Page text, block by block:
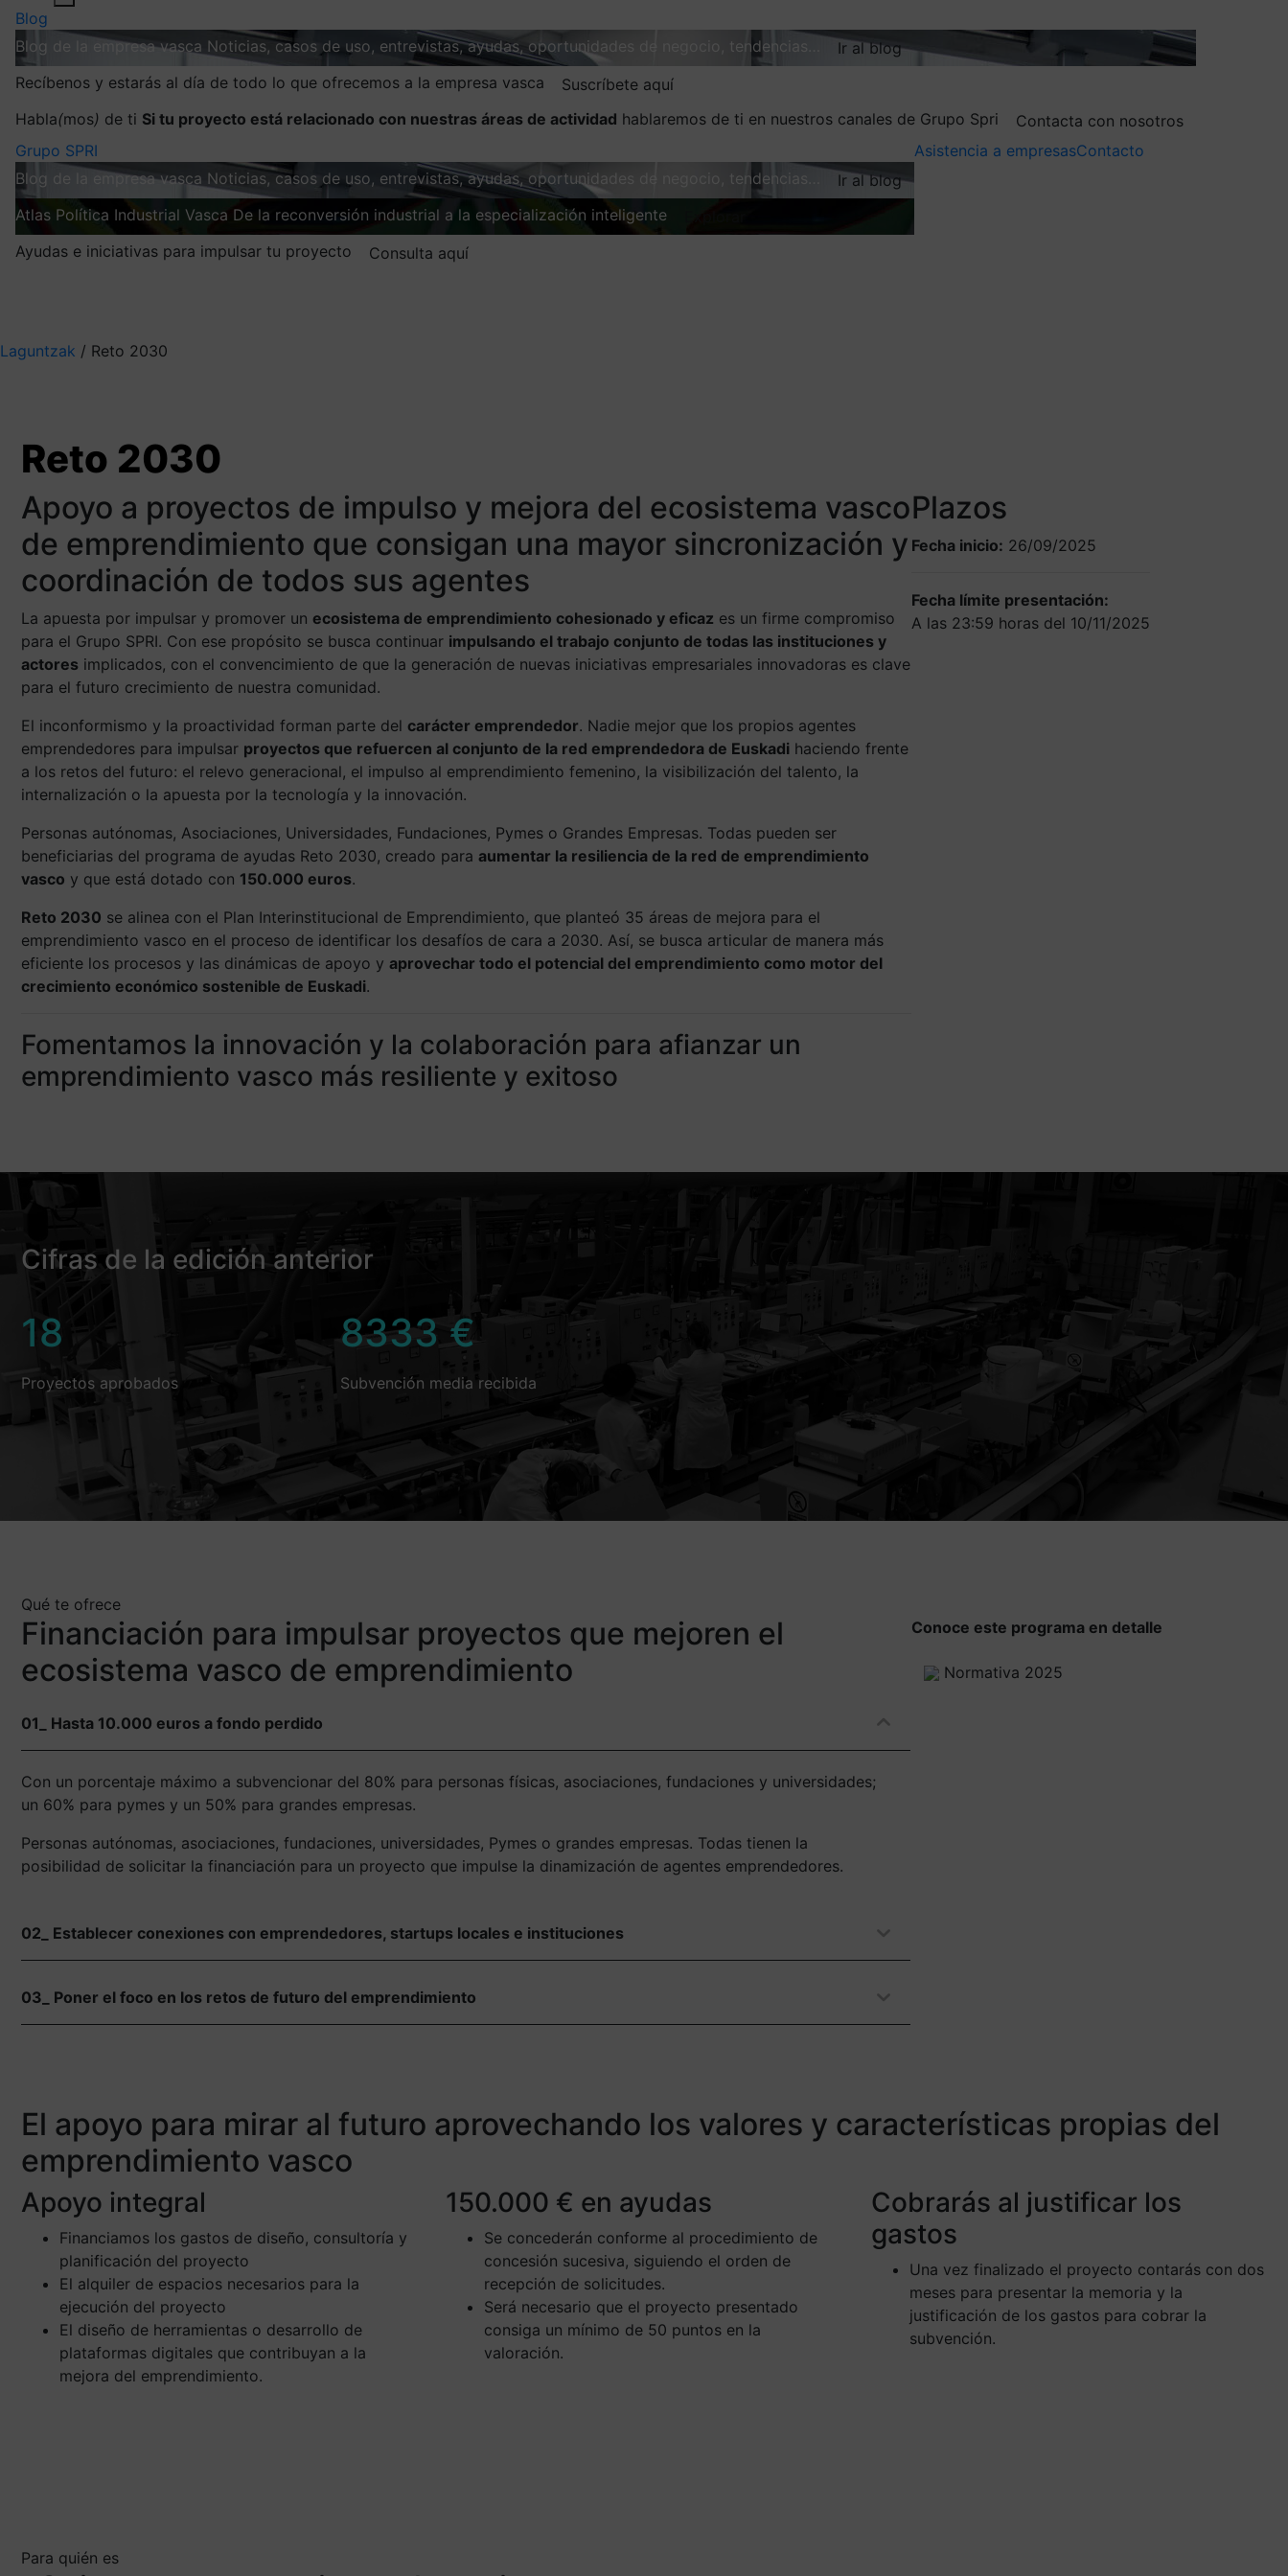
Blog
Blog de la empresa vasca Noticias, casos de uso, entrevistas, ayudas, oportunidades de negocio, tendencias…
Ir al blog
Recíbenos y estarás al día de todo lo que ofrecemos a la empresa vasca
Suscríbete aquí
Habla(mos) de ti Si tu proyecto está relacionado con nuestras áreas de actividad hablaremos de ti en nuestros canales de Grupo Spri
Contacta con nosotros
Grupo SPRI
Blog de la empresa vasca Noticias, casos de uso, entrevistas, ayudas, oportunidades de negocio, tendencias…
Ir al blog
Atlas Política Industrial Vasca De la reconversión industrial a la especialización inteligente
Ayudas e iniciativas para impulsar tu proyecto
Consulta aquí
Asistencia a empresasContacto
Laguntzak / Reto 2030
emprendimiento vasco
Plazo cerrado
Reto 2030
Apoyo a proyectos de impulso y mejora del ecosistema vasco
de emprendimiento que consigan una mayor sincronización y
coordinación de todos sus agentes
La apuesta por impulsar y promover un ecosistema de emprendimiento cohesionado y eficaz es un firme compromiso
para el Grupo SPRI. Con ese propósito se busca continuar impulsando el trabajo conjunto de todas las instituciones y
actores implicados, con el convencimiento de que la generación de nuevas iniciativas empresariales innovadoras es clave
para el futuro crecimiento de nuestra comunidad.
El inconformismo y la proactividad forman parte del carácter emprendedor. Nadie mejor que los propios agentes
emprendedores para impulsar proyectos que refuercen al conjunto de la red emprendedora de Euskadi haciendo frente
a los retos del futuro: el relevo generacional, el impulso al emprendimiento femenino, la visibilización del talento, la
internalización o la apuesta por la tecnología y la innovación.
Personas autónomas, Asociaciones, Universidades, Fundaciones, Pymes o Grandes Empresas. Todas pueden ser
beneficiarias del programa de ayudas Reto 2030, creado para aumentar la resiliencia de la red de emprendimiento
vasco y que está dotado con 150.000 euros.
Reto 2030 se alinea con el Plan Interinstitucional de Emprendimiento, que planteó 35 áreas de mejora para el
emprendimiento vasco en el proceso de identificar los desafíos de cara a 2030. Así, se busca articular de manera más
eficiente los procesos y las dinámicas de apoyo y aprovechar todo el potencial del emprendimiento como motor del
crecimiento económico sostenible de Euskadi.
Fomentamos la innovación y la colaboración para afianzar un
emprendimiento vasco más resiliente y exitoso
Plazos
Fecha inicio: 26/09/2025
Fecha límite presentación:
A las 23:59 horas del 10/11/2025
Cifras de la edición anterior
18
Proyectos aprobados
8333€
Subvención media recibida
Qué te ofrece
Financiación para impulsar proyectos que mejoren el
ecosistema vasco de emprendimiento
01_ Hasta 10.000 euros a fondo perdido
Con un porcentaje máximo a subvencionar del 80% para personas físicas, asociaciones, fundaciones y universidades;
un 60% para pymes y un 50% para grandes empresas.
Personas autónomas, asociaciones, fundaciones, universidades, Pymes o grandes empresas. Todas tienen la
posibilidad de solicitar la financiación para un proyecto que impulse la dinamización de agentes emprendedores.
02_ Establecer conexiones con emprendedores, startups locales e instituciones
03_ Poner el foco en los retos de futuro del emprendimiento
Conoce este programa en detalle
Normativa 2025
El apoyo para mirar al futuro aprovechando los valores y características propias del
emprendimiento vasco
Apoyo integral
Financiamos los gastos de diseño, consultoría y
planificación del proyecto
El alquiler de espacios necesarios para la
ejecución del proyecto
El diseño de herramientas o desarrollo de
plataformas digitales que contribuyan a la
mejora del emprendimiento.
150.000 € en ayudas
Se concederán conforme al procedimiento de
concesión sucesiva, siguiendo el orden de
recepción de solicitudes.
Será necesario que el proyecto presentado
consiga un mínimo de 50 puntos en la
valoración.
Cobrarás al justificar los
gastos
Una vez finalizado el proyecto contarás con dos
meses para presentar la memoria y la
justificación de los gastos para cobrar la
subvención.
Para quién es